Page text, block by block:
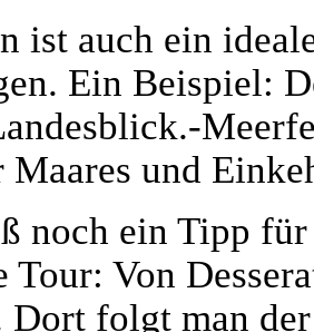
ist auch ein
Ein Beispiel:
Maares und
noch ein Tipp
Tour: Von
Dort folgt man